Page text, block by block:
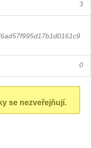
3
0
se nezveřejňují.